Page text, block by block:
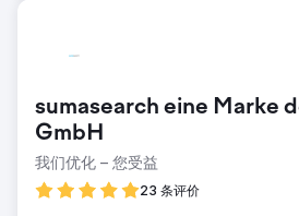
sumasearch eine Marke
GmbH
我们优化 – 您受益
23 条评价